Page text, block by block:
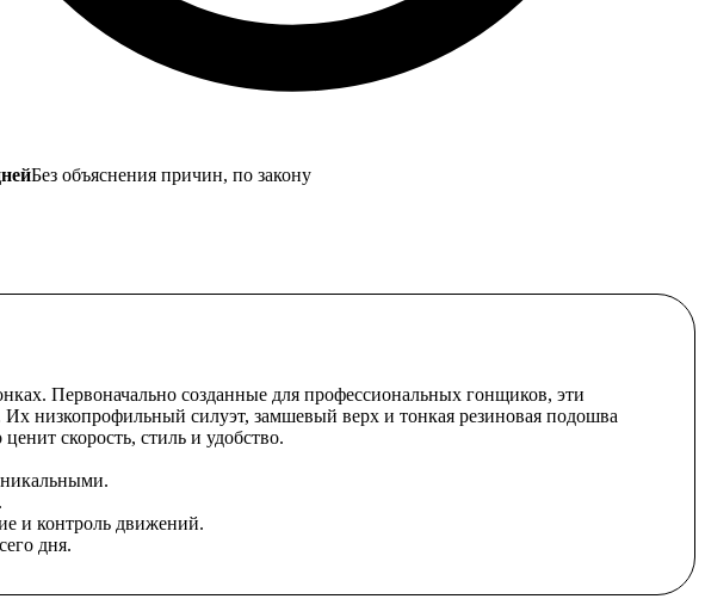
Без объяснения причин, по закону
Первоначально созданные для профессиональных гонщиков, эти
низкопрофильный силуэт, замшевый верх и тонкая резиновая подошва
скорость, стиль и удобство.
и контроль движений.
дня.